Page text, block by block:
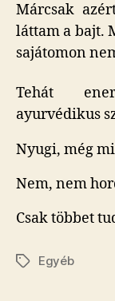
Márcsak
láttam a bajt.
sajátomon
Tehát
ayurvédikus
Nyugi, még
Nem, nem
Csak többet
CímkékEgyéb